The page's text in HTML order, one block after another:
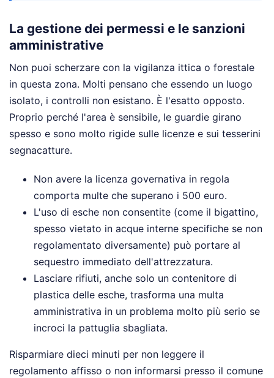
La gestione dei permessi e le sanzioni
amministrative
Non puoi scherzare con la vigilanza ittica o forestale
in questa zona. Molti pensano che essendo un luogo
isolato, i controlli non esistano. È l'esatto opposto.
Proprio perché l'area è sensibile, le guardie girano
spesso e sono molto rigide sulle licenze e sui tesserini
segnacatture.
Non avere la licenza governativa in regola
comporta multe che superano i 500 euro.
L'uso di esche non consentite (come il bigattino,
spesso vietato in acque interne specifiche se non
regolamentato diversamente) può portare al
sequestro immediato dell'attrezzatura.
Lasciare rifiuti, anche solo un contenitore di
plastica delle esche, trasforma una multa
amministrativa in un problema molto più serio se
incroci la pattuglia sbagliata.
Risparmiare dieci minuti per non leggere il
regolamento affisso o non informarsi presso il comune